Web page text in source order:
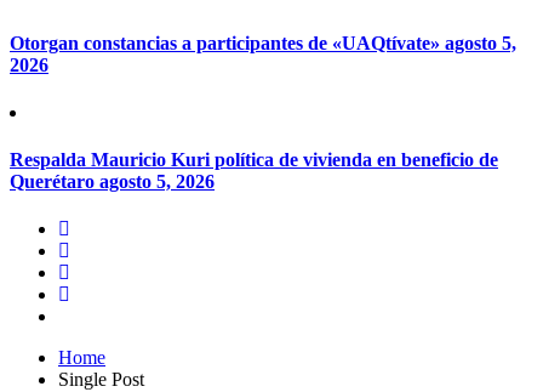
Otorgan constancias a participantes de «UAQtívate» agosto 5,
2026
Respalda Mauricio Kuri política de vivienda en beneficio de
Querétaro agosto 5, 2026
Home
Single Post